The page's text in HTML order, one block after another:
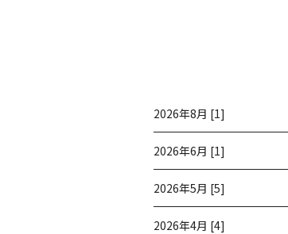
2026年8月 [1]
2026年6月 [1]
2026年5月 [5]
2026年4月 [4]